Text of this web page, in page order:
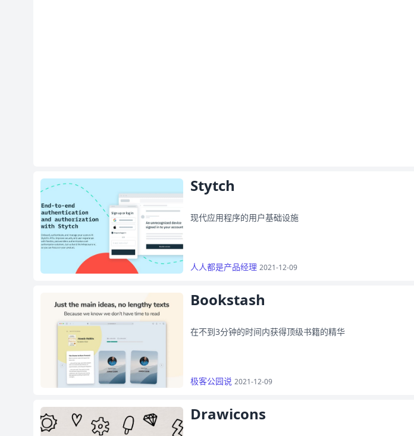
Stytch
现代应用程序的用户基础设施
人人都是产品经理 2021-12-09
Bookstash
在不到3分钟的时间内获得顶级书籍的精华
极客公园说 2021-12-09
Drawicons